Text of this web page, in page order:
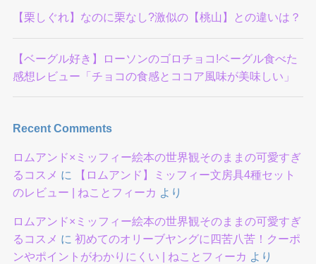
【栗しぐれ】なのに栗なし?激似の【桃山】との違いは？
【ベーグル好き】ローソンのゴロチョコ!ベーグル食べた
感想レビュー「チョコの食感とココア風味が美味しい」
Recent Comments
ロムアンド×ミッフィー絵本の世界観そのままの可愛すぎ
るコスメ に
【ロムアンド】ミッフィー文房具4種セット
のレビュー | ねことフィーカ より
ロムアンド×ミッフィー絵本の世界観そのままの可愛すぎ
るコスメ に 初めてのオリーブヤングに四苦八苦！クーポ
ンやポイントがわかりにくい | ねことフィーカ より